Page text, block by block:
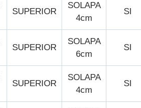
SUPERIOR
SOLAPA
4cm
SI
SUPERIOR
SOLAPA
6cm
SI
SUPERIOR
SOLAPA
4cm
SI